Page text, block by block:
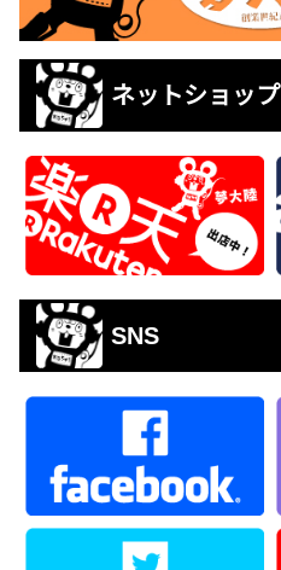
ネットショップ
SNS